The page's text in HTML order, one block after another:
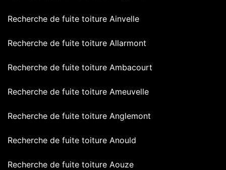
Recherche de fuite toiture Ainvelle
Recherche de fuite toiture Allarmont
Recherche de fuite toiture Ambacourt
Recherche de fuite toiture Ameuvelle
Recherche de fuite toiture Anglemont
Recherche de fuite toiture Anould
Recherche de fuite toiture Aouze